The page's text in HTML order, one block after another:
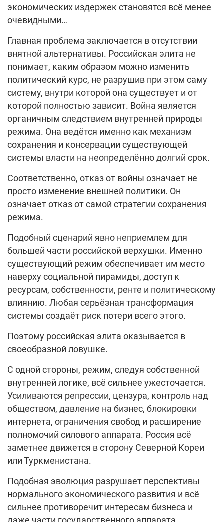
экономических издержек становятся всё менее
очевидными…
Главная проблема заключается в отсутствии
внятной альтернативы. Российская элита не
понимает, каким образом можно изменить
политический курс, не разрушив при этом саму
систему, внутри которой она существует и от
которой полностью зависит. Война является
органичным следствием внутренней природы
режима. Она ведётся именно как механизм
сохранения и консервации существующей
системы власти на неопределённо долгий срок.
Соответственно, отказ от войны означает не
просто изменение внешней политики. Он
означает отказ от самой стратегии сохранения
режима.
Подобный сценарий явно неприемлем для
большей части российской верхушки. Именно
существующий режим обеспечивает им место
наверху социальной пирамиды, доступ к
ресурсам, собственности, ренте и политическому
влиянию. Любая серьёзная трансформация
системы создаёт риск потери всего этого.
Поэтому российская элита оказывается в
своеобразной ловушке.
С одной стороны, режим, следуя собственной
внутренней логике, всё сильнее ужесточается.
Усиливаются репрессии, цензура, контроль над
обществом, давление на бизнес, блокировки
интернета, ограничения свобод и расширение
полномочий силового аппарата. Россия всё
заметнее движется в сторону Северной Кореи
или Туркменистана.
Подобная эволюция разрушает перспективы
нормального экономического развития и всё
сильнее противоречит интересам бизнеса и
даже части государственного аппарата.